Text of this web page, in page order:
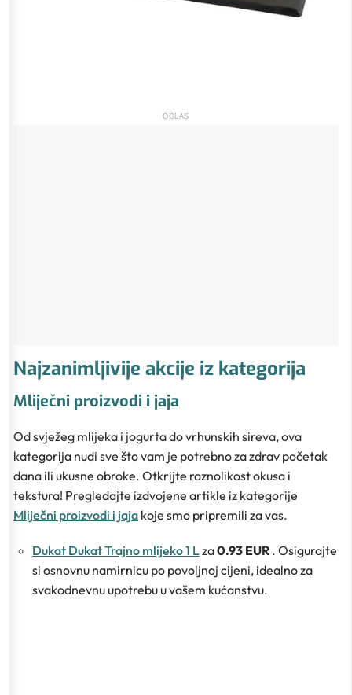
OGLAS
Najzanimljivije akcije iz kategorija
Mliječni proizvodi i jaja
Od svježeg mlijeka i jogurta do vrhunskih sireva, ova
kategorija nudi sve što vam je potrebno za zdrav početak
dana ili ukusne obroke. Otkrijte raznolikost okusa i
tekstura! Pregledajte izdvojene artikle iz kategorije
Mliječni proizvodi i jaja koje smo pripremili za vas.
Dukat Dukat Trajno mlijeko 1 Lza0.93 EUR . Osigurajte
si osnovnu namirnicu po povoljnoj cijeni, idealno za
svakodnevnu upotrebu u vašem kućanstvu.